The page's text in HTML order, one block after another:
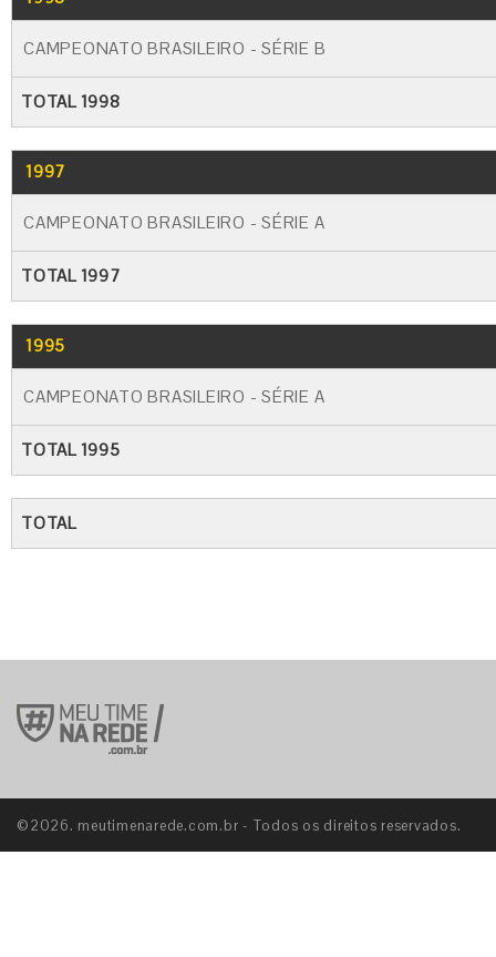
CAMPEONATO BRASILEIRO - SÉRIE B
TOTAL 1998
1997
CAMPEONATO BRASILEIRO - SÉRIE A
TOTAL 1997
1995
CAMPEONATO BRASILEIRO - SÉRIE A
TOTAL 1995
TOTAL
©2026. meutimenarede.com.br - Todos os direitos reservados.